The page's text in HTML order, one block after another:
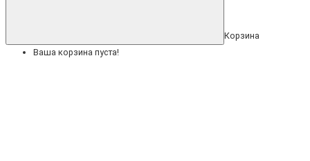
Корзина
Ваша корзина пуста!